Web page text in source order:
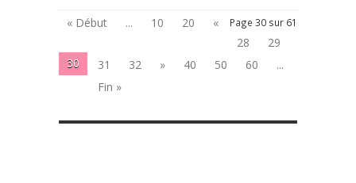
Page 30 sur 61
« Début ... 10 20
«
28
29
30
31 32 » 40 50 60
...
Fin »